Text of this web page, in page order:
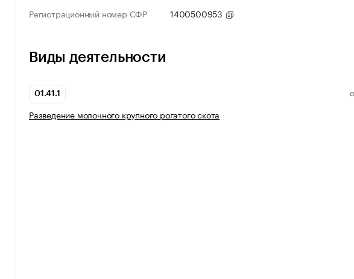
Регистрационный номер СФР 1400500953
Виды деятельности
01.41.1
Разведение молочного крупного рогатого скота